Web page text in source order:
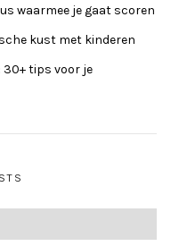
waarmee je gaat scoren
kust met kinderen
tips voor je